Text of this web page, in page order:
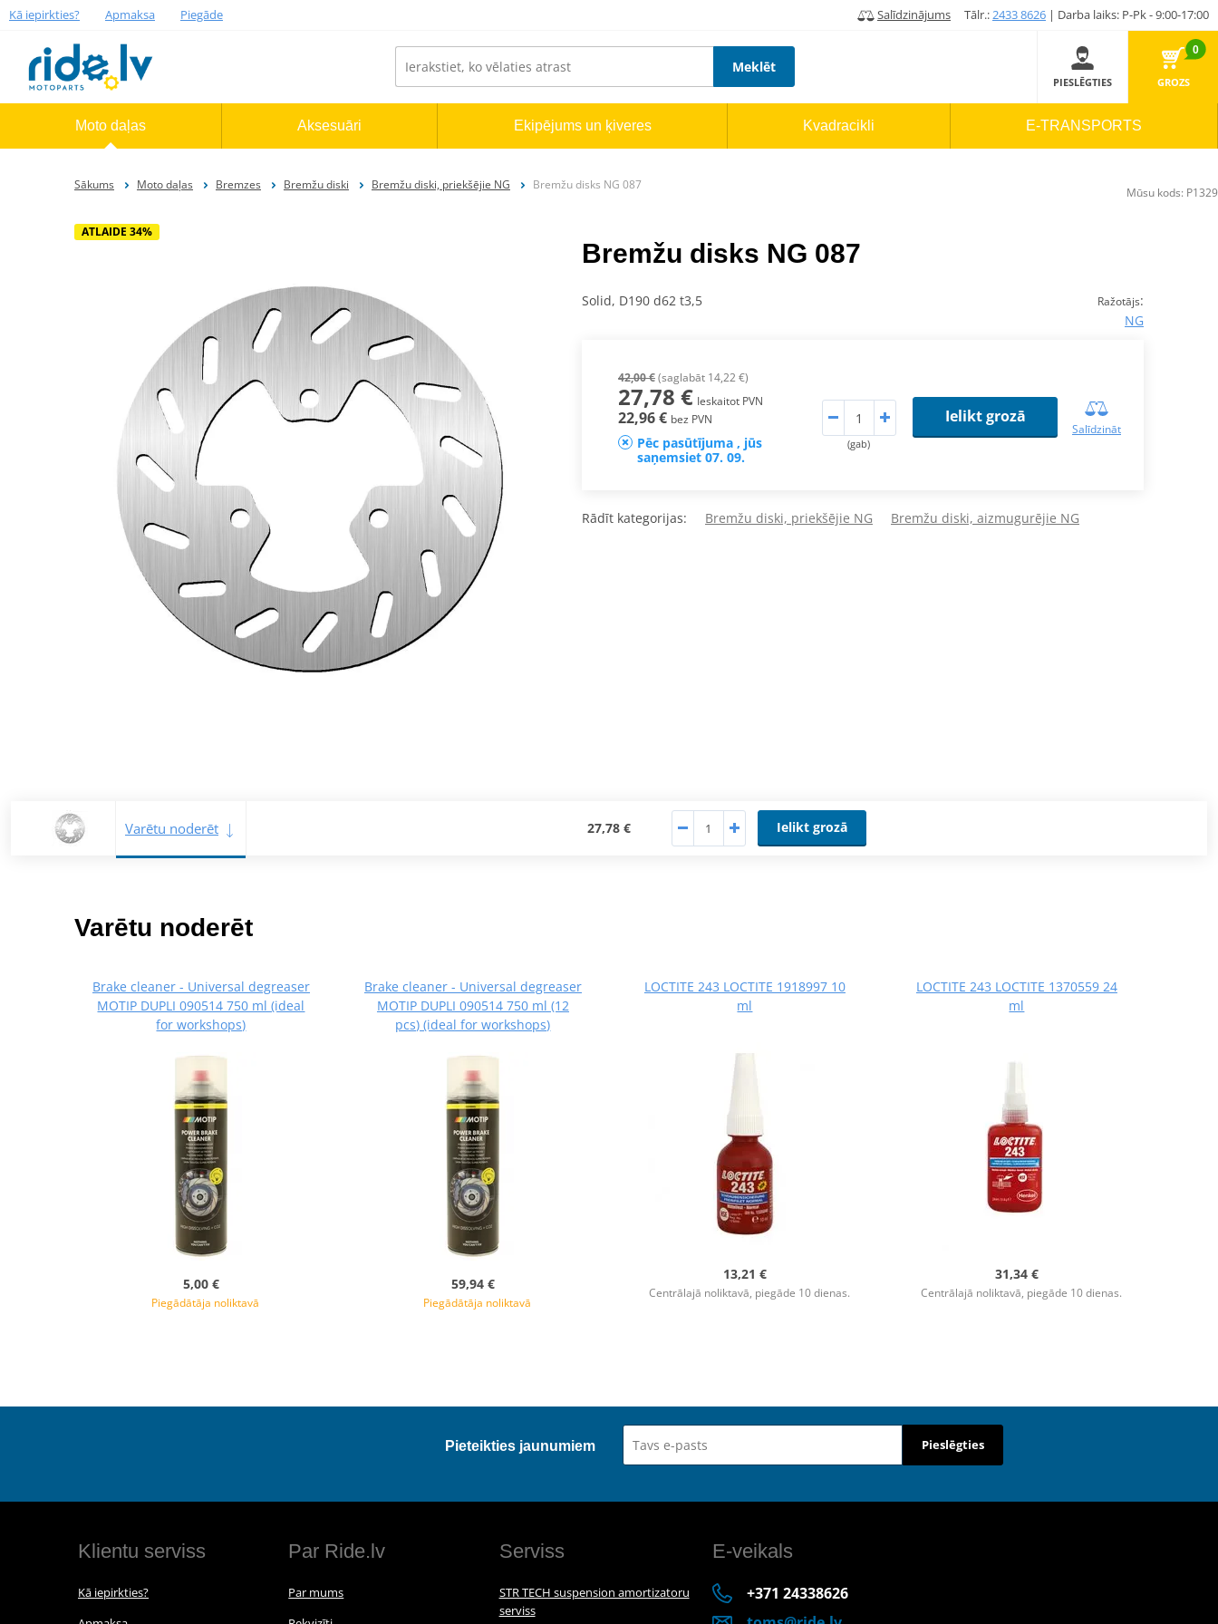
Kā iepirkties? Apmaksa Piegāde Salīdzinājums Tālr.:2433 8626 | Darba laiks: P-Pk - 9:00-17:00
Meklēt
PIESLĒGTIES
0
GROZS
Moto daļas Aksesuāri Ekipējums un ķiveres Kvadracikli E-TRANSPORTS
Sākums Moto daļas Bremzes Bremžu diski Bremžu diski, priekšējie NG Bremžu disks NG 087
ATLAIDE 34%
Bremžu disks NG 087
Ražotājs:
NG
Solid, D190 d62 t3,5
42,00 €(saglabāt 14,22 €)
27,78 € Ieskaitot PVN
22,96 € bez PVN
Pēc pasūtījuma , jūs
saņemsiet 07. 09.
(gab)
Ielikt grozā
Salīdzināt
Rādīt kategorijas: Bremžu diski, priekšējie NG Bremžu diski, aizmugurējie NG
Varētu noderēt 27,78 € Ielikt grozā
Mūsu kods: P1329
Varētu noderēt
Brake cleaner - Universal degreaser
MOTIP DUPLI 090514 750 ml (ideal
for workshops)
5,00 €
Piegādātāja noliktavā
Brake cleaner - Universal degreaser
MOTIP DUPLI 090514 750 ml (12
pcs) (ideal for workshops)
59,94 €
Piegādātāja noliktavā
LOCTITE 243 LOCTITE 1918997 10
ml
13,21 €
Centrālajā noliktavā, piegāde 10 dienas.
LOCTITE 243 LOCTITE 1370559 24
ml
31,34 €
Centrālajā noliktavā, piegāde 10 dienas.
Pieteikties jaunumiem Pieslēgties
Klientu serviss
Kā iepirkties?
Par Ride.lv
Par mums
Serviss
STR TECH suspension amortizatoru
serviss
E-veikals
+371 24338626